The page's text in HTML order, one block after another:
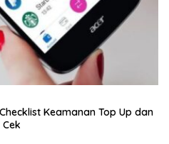
Keamanan Top Up dan